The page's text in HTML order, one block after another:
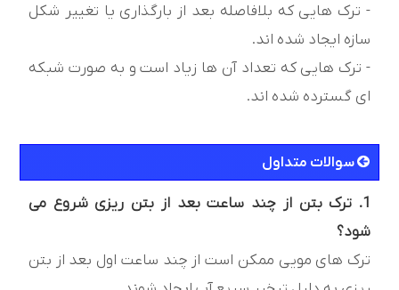
- ترک هایی که بلافاصله بعد از بارگذاری یا تغییر شکل
سازه ایجاد شده اند.
- ترک هایی که تعداد آن ها زیاد است و به صورت شبکه
ای گسترده شده اند.
سوالات متداول
1. ترک بتن از چند ساعت بعد از بتن ریزی شروع می
شود؟
ترک های مویی ممکن است از چند ساعت اول بعد از بتن